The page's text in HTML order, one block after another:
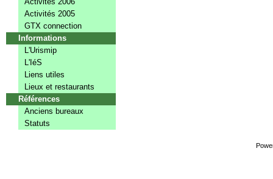
Activités 2005
GTX connection
Informations
L'Urismip
L'IéS
Liens utiles
Lieux et restaurants
Références
Anciens bureaux
Statuts